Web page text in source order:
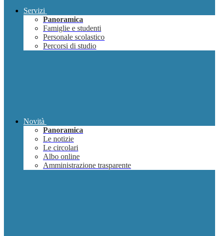
Servizi
Panoramica
Famiglie e studenti
Personale scolastico
Percorsi di studio
Novità
Panoramica
Le notizie
Le circolari
Albo online
Amministrazione trasparente